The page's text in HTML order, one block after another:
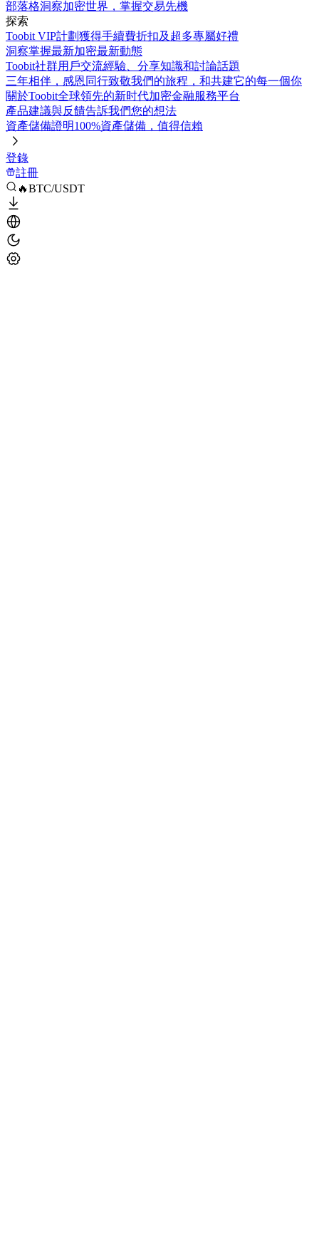
部落格洞察加密世界，掌握交易先機
探索
Toobit VIP計劃獲得手續費折扣及超多專屬好禮
洞察掌握最新加密最新動態
Toobit社群用戶交流經驗、分享知識和討論話題
三年相伴，感恩同行致敬我們的旅程，和共建它的每一個你
關於Toobit全球領先的新时代加密金融服務平台
產品建議與反饋告訴我們您的想法
資產儲備證明100%資產儲備，值得信賴
登錄
註冊
🔥BTC/USDT